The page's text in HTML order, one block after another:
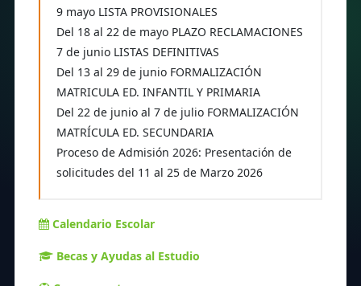
9 mayo LISTA PROVISIONALES
Del 18 al 22 de mayo PLAZO RECLAMACIONES
7 de junio LISTAS DEFINITIVAS
Del 13 al 29 de junio FORMALIZACIÓN
MATRICULA ED. INFANTIL Y PRIMARIA
Del 22 de junio al 7 de julio FORMALIZACIÓN
MATRÍCULA ED. SECUNDARIA
Proceso de Admisión 2026: Presentación de
solicitudes del 11 al 25 de Marzo 2026
Calendario Escolar
Becas y Ayudas al Estudio